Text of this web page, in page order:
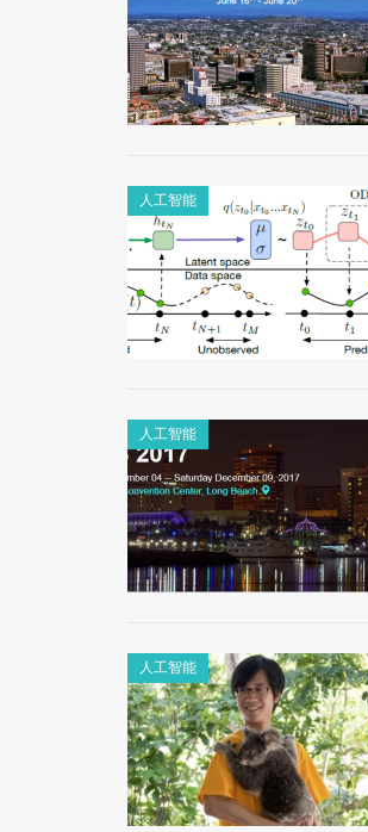
人工智能
人工智能
人工智能